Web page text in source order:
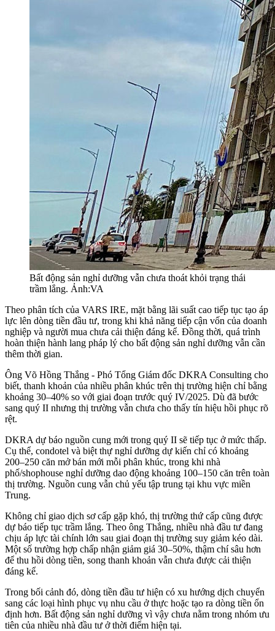
Bất động sản nghỉ dưỡng vẫn chưa thoát khỏi trạng thái
trầm lắng. Ảnh:VA
Theo phân tích của VARS IRE, mặt bằng lãi suất cao tiếp tục tạo áp
lực lên dòng tiền đầu tư, trong khi khả năng tiếp cận vốn của doanh
nghiệp và người mua chưa cải thiện đáng kể. Đồng thời, quá trình
hoàn thiện hành lang pháp lý cho bất động sản nghỉ dưỡng vẫn cần
thêm thời gian.
Ông Võ Hồng Thắng - Phó Tổng Giám đốc DKRA Consulting cho
biết, thanh khoản của nhiều phân khúc trên thị trường hiện chỉ bằng
khoảng 30–40% so với giai đoạn trước quý IV/2025. Dù đã bước
sang quý II nhưng thị trường vẫn chưa cho thấy tín hiệu hồi phục rõ
rệt.
DKRA dự báo nguồn cung mới trong quý II sẽ tiếp tục ở mức thấp.
Cụ thể, condotel và biệt thự nghỉ dưỡng dự kiến chỉ có khoảng
200–250 căn mở bán mới mỗi phân khúc, trong khi nhà
phố/shophouse nghỉ dưỡng dao động khoảng 100–150 căn trên toàn
thị trường. Nguồn cung vẫn chủ yếu tập trung tại khu vực miền
Trung.
Không chỉ giao dịch sơ cấp gặp khó, thị trường thứ cấp cũng được
dự báo tiếp tục trầm lắng. Theo ông Thắng, nhiều nhà đầu tư đang
chịu áp lực tài chính lớn sau giai đoạn thị trường suy giảm kéo dài.
Một số trường hợp chấp nhận giảm giá 30–50%, thậm chí sâu hơn
để thu hồi dòng tiền, song thanh khoản vẫn chưa được cải thiện
đáng kể.
Trong bối cảnh đó, dòng tiền đầu tư hiện có xu hướng dịch chuyển
sang các loại hình phục vụ nhu cầu ở thực hoặc tạo ra dòng tiền ổn
định hơn. Bất động sản nghỉ dưỡng vì vậy chưa nằm trong nhóm ưu
tiên của nhiều nhà đầu tư ở thời điểm hiện tại.